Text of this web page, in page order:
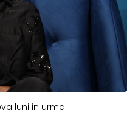
luni in urma.